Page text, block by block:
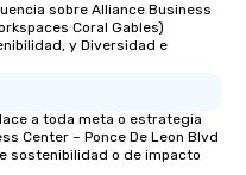
sobre Alliance Business
Coral Gables)
y Diversidad e
a toda meta o estrategia
Center – Ponce De Leon Blvd
sostenibilidad o de impacto